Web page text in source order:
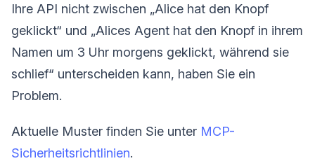
Ihre API nicht zwischen „Alice hat den Knopf
geklickt“ und „Alices Agent hat den Knopf in ihrem
Namen um 3 Uhr morgens geklickt, während sie
schlief“ unterscheiden kann, haben Sie ein
Problem.
Aktuelle Muster finden Sie unter MCP-
Sicherheitsrichtlinien.